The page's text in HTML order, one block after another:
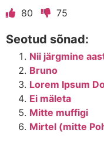
80
75
Seotud sõnad:
Nii järgmine
Bruno
Lorem Ipsum
Ei mäleta
Mitte muffigi
Mirtel (mitte